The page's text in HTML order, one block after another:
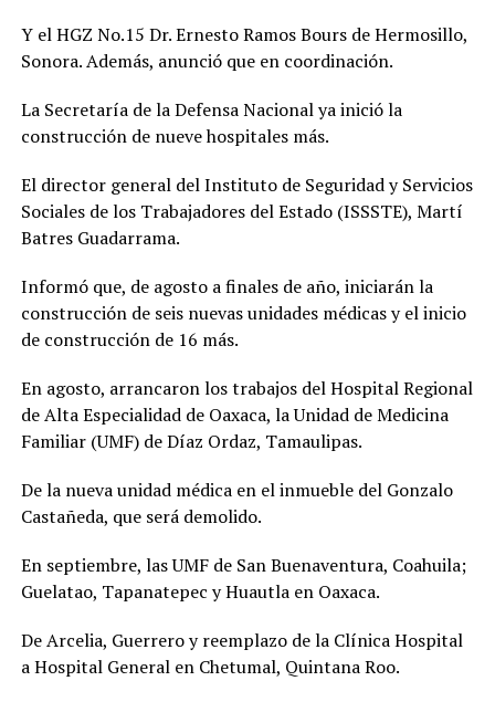
Y el HGZ No.15 Dr. Ernesto Ramos Bours de Hermosillo,
Sonora. Además, anunció que en coordinación.
La Secretaría de la Defensa Nacional ya inició la
construcción de nueve hospitales más.
El director general del Instituto de Seguridad y Servicios
Sociales de los Trabajadores del Estado (ISSSTE), Martí
Batres Guadarrama.
Informó que, de agosto a finales de año, iniciarán la
construcción de seis nuevas unidades médicas y el inicio
de construcción de 16 más.
En agosto, arrancaron los trabajos del Hospital Regional
de Alta Especialidad de Oaxaca, la Unidad de Medicina
Familiar (UMF) de Díaz Ordaz, Tamaulipas.
De la nueva unidad médica en el inmueble del Gonzalo
Castañeda, que será demolido.
En septiembre, las UMF de San Buenaventura, Coahuila;
Guelatao, Tapanatepec y Huautla en Oaxaca.
De Arcelia, Guerrero y reemplazo de la Clínica Hospital
a Hospital General en Chetumal, Quintana Roo.